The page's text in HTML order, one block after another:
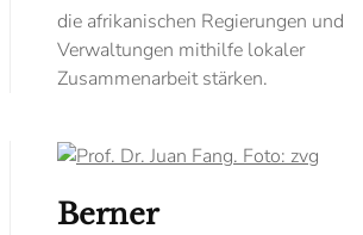
die afrikanischen Regierungen und
Verwaltungen mithilfe lokaler
Zusammenarbeit stärken.
Berner